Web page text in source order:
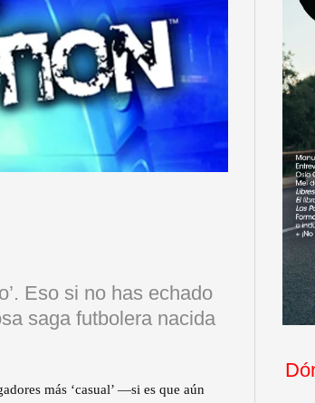
Eso si no has echado
saga futbolera nacida
más ‘casual’ —si es que aún